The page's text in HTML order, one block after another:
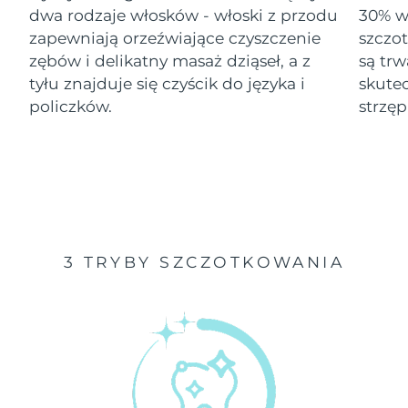
dwa rodzaje włosków - włoski z przodu
zapewniają orzeźwiające czyszczenie
zębów i delikatny masaż dziąseł, a z
tyłu znajduje się czyścik do języka i
policzków.
30%
są
3 TRYBY SZCZOTKOWANIA
Izrael
Oczekiwany czas dostawy
Włochy
Oczekiwany czas dostawy
8/10/26
Kazachstan
8/12/26
Oczekiwany czas dostawy